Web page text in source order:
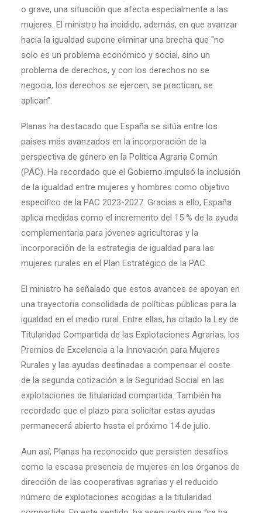
o grave, una situación que afecta especialmente a las
mujeres. El ministro ha incidido, además, en que avanzar
hacia la igualdad supone eliminar una brecha que “no
solo es un problema económico y social, sino un
problema de derechos, y con los derechos no se
negocia, los derechos se ejercen, se practican, se
aplican”.
Planas ha destacado que España se sitúa entre los
países más avanzados en la incorporación de la
perspectiva de género en la Política Agraria Común
(PAC). Ha recordado que el Gobierno impulsó la inclusión
de la igualdad entre mujeres y hombres como objetivo
específico de la PAC 2023-2027. Gracias a ello, España
aplica medidas como el incremento del 15 % de la ayuda
complementaria para jóvenes agricultoras y la
incorporación de la estrategia de igualdad para las
mujeres rurales en el Plan Estratégico de la PAC.
El ministro ha señalado que estos avances se apoyan en
una trayectoria consolidada de políticas públicas para la
igualdad en el medio rural. Entre ellas, ha citado la Ley de
Titularidad Compartida de las Explotaciones Agrarias, los
Premios de Excelencia a la Innovación para Mujeres
Rurales y las ayudas destinadas a compensar el coste
de la segunda cotización a la Seguridad Social en las
explotaciones de titularidad compartida. También ha
recordado que el plazo para solicitar estas ayudas
permanecerá abierto hasta el próximo 14 de julio.
Aun así, Planas ha reconocido que persisten desafíos
como la escasa presencia de mujeres en los órganos de
dirección de las cooperativas agrarias y el reducido
número de explotaciones acogidas a la titularidad